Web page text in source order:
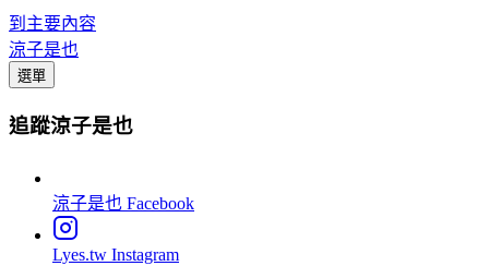
到主要內容
涼子是也
選單
追蹤涼子是也
涼子是也 Facebook
Lyes.tw Instagram